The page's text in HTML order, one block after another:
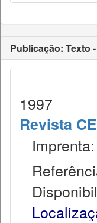
Publicação: Texto
1997
Revista